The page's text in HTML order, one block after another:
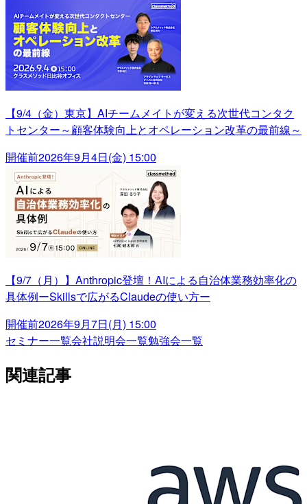
【9/4（金）東京】AIチームメイトが変える次世代コンタク
トセンター～顧客体験向上とオペレーション改革の最前線～
開催前2026年9月4日(金) 15:00
【9/7（月）】Anthropic登壇！AIによる自治体業務効率化の
具体例ーSkillsで広がるClaudeの使い方ー
開催前2026年9月7日(月) 15:00
セミナー一覧会社説明会一覧勉強会一覧
関連記事